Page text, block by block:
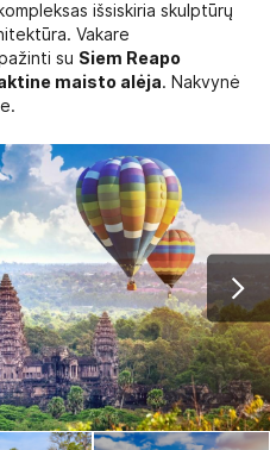
išsiskiria skulptūrų
Vakare
su Siem Reapo
maisto alėja. Nakvynė